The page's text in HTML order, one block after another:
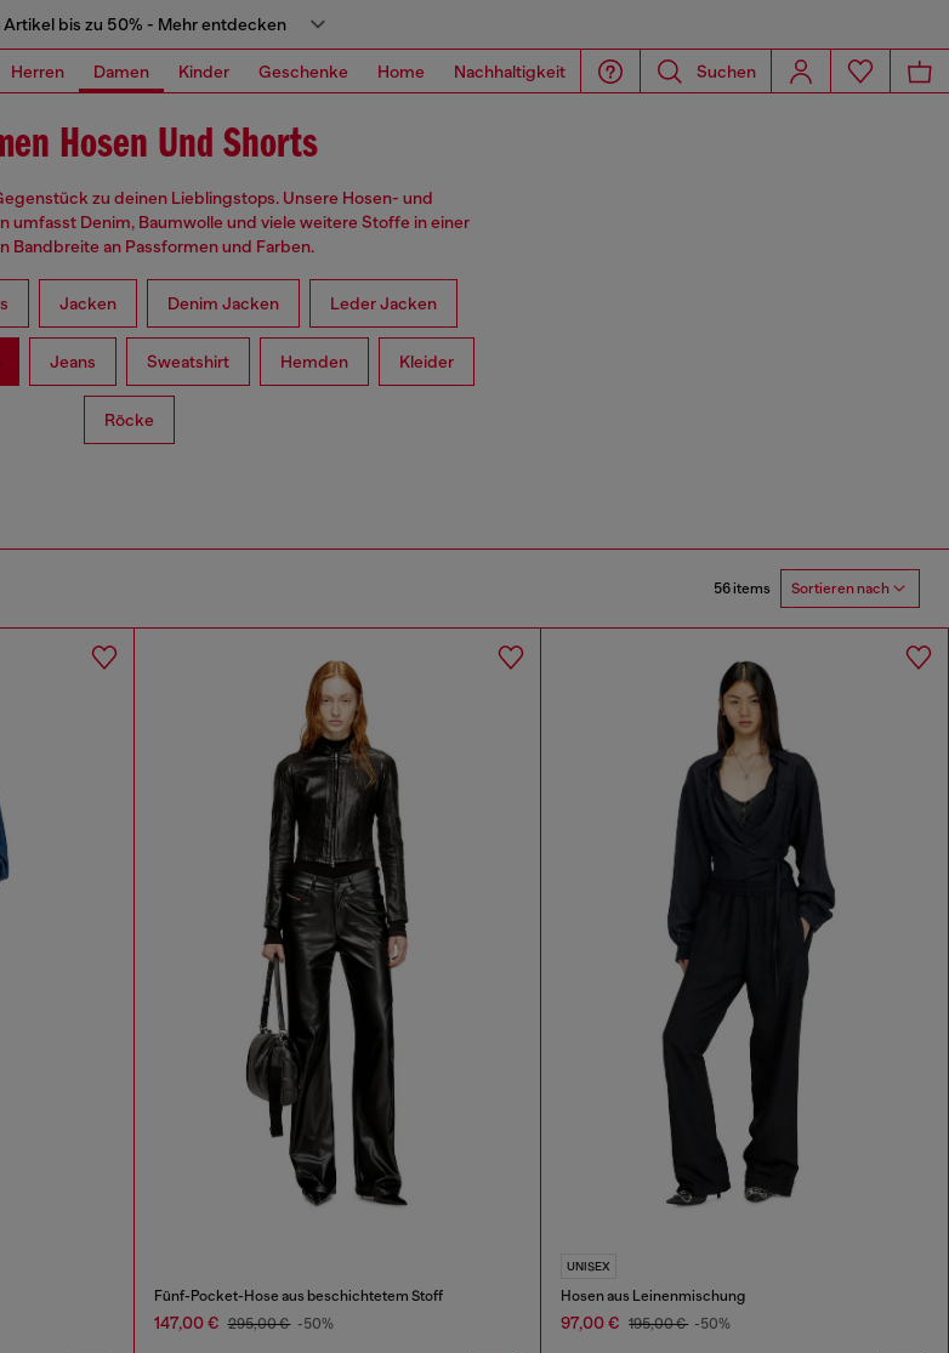
bis zu 50% - Mehr entdecken
Herren Damen Kinder Geschenke Home Nachhaltigkeit Suchen
Hosen Und Shorts
zu deinen Lieblingstops. Unsere Hosen- und
umfasst Denim, Baumwolle und viele weitere Stoffe in einer
Bandbreite an Passformen und Farben.
Jacken Denim Jacken Leder Jacken
Jeans Sweatshirt Hemden Kleider
Röcke
56 items Sortieren nach
Fünf-Pocket-Hose aus beschichtetem Stoff
147,00 € 295,00 € -50%
UNISEX
Hosen aus Leinenmischung
97,00 € 195,00 € -50%